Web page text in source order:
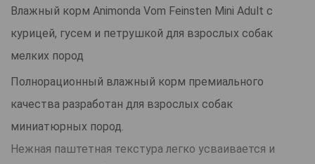
Влажный корм Animonda Vom Feinsten Mini Adult с
курицей, гусем и петрушкой для взрослых собак
мелких пород
Полнорационный влажный корм премиального
качества разработан для взрослых собак
миниатюрных пород.
Нежная паштетная текстура легко усваивается и